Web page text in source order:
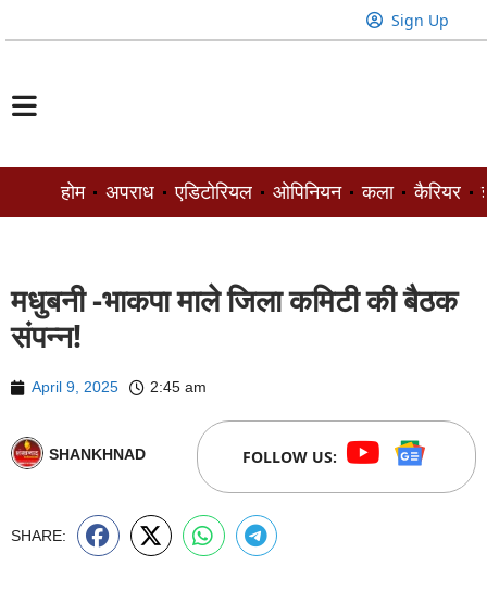
Sign Up
होम अपराध एडिटोरियल ओपिनियन कला कैरियर
मधुबनी -भाकपा माले जिला कमिटी की बैठक
संपन्न!
April 9, 2025 2:45 am
SHANKHNAD FOLLOW US:
SHARE: